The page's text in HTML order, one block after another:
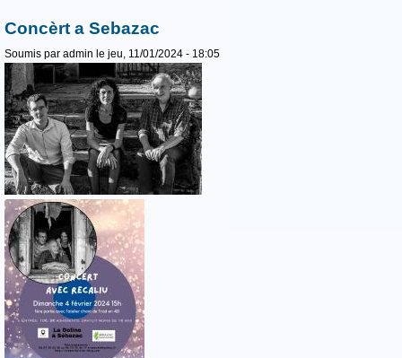
Concèrt a Sebazac
Soumis par admin le jeu, 11/01/2024 - 18:05